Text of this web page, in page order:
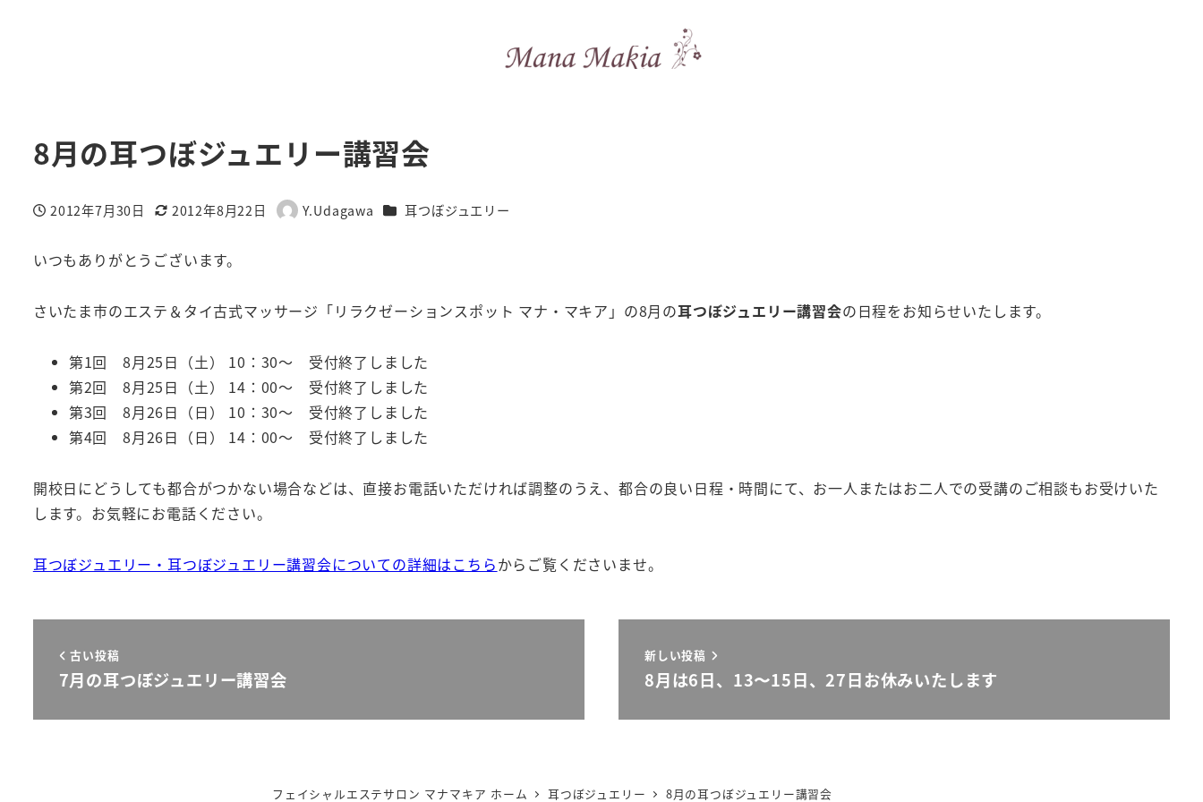
8月の耳つぼジュエリー講習会
投稿日
2012年7月30日
更新日
2012年8月22日
著
Y.Udagawa カテゴリー
耳つぼジュエリー
いつもありがとうございます。
さいたま市のエステ＆タイ古式マッサージ「リラクゼーションスポット マナ・マキア」の8月の耳つぼジュエリー講習会の日程をお知らせいたします。
第1回 8月25日（土） 10：30～ 受付終了しました
第2回 8月25日（土） 14：00～ 受付終了しました
第3回 8月26日（日） 10：30～ 受付終了しました
第4回 8月26日（日） 14：00～ 受付終了しました
開校日にどうしても都合がつかない場合などは、直接お電話いただければ調整のうえ、都合の良い日程・時間にて、お一人またはお二人での受講のご相談もお受けいた
します。お気軽にお電話ください。
耳つぼジュエリー・耳つぼジュエリー講習会についての詳細はこちらからご覧くださいませ。
古い投稿
7月の耳つぼジュエリー講習会
新しい投稿
8月は6日、13〜15日、27日お休みいたします
フェイシャルエステサロン マナマキア ホーム 耳つぼジュエリー 8月の耳つぼジュエリー講習会